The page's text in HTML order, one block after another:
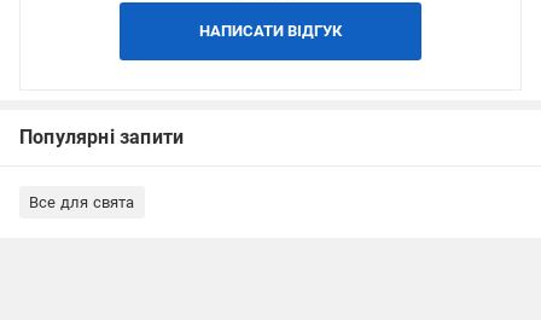
НАПИСАТИ ВІДГУК
Популярні запити
Все для свята